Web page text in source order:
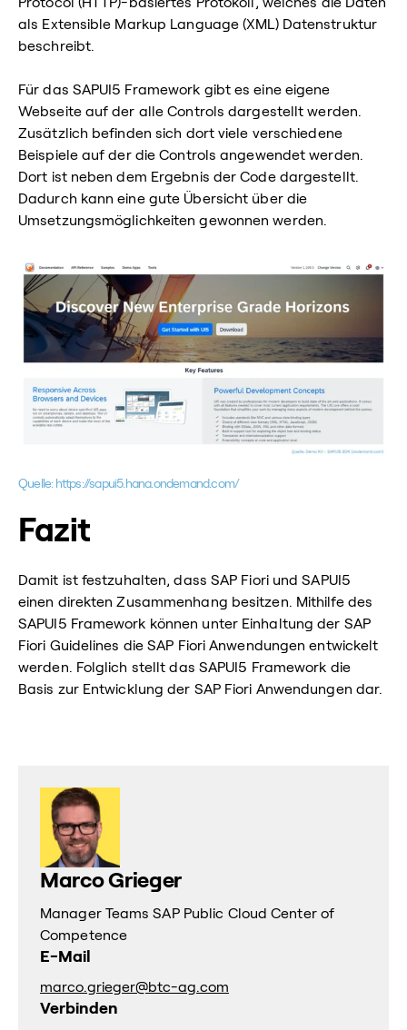
als Extensible Markup Language (XML) Datenstruktur
beschreibt.
Für das SAPUI5 Framework gibt es eine eigene
Webseite auf der alle Controls dargestellt werden.
Zusätzlich befinden sich dort viele verschiedene
Beispiele auf der die Controls angewendet werden.
Dort ist neben dem Ergebnis der Code dargestellt.
Dadurch kann eine gute Übersicht über die
Umsetzungsmöglichkeiten gewonnen werden.
Quelle: https://sapui5.hana.ondemand.com/
Fazit
Damit ist festzuhalten, dass SAP Fiori und SAPUI5
einen direkten Zusammenhang besitzen. Mithilfe des
SAPUI5 Framework können unter Einhaltung der SAP
Fiori Guidelines die SAP Fiori Anwendungen entwickelt
werden. Folglich stellt das SAPUI5 Framework die
Basis zur Entwicklung der SAP Fiori Anwendungen dar.
Marco Grieger
Manager Teams SAP Public Cloud Center of
Competence
E-Mail
marco.grieger@btc-ag.com
Verbinden